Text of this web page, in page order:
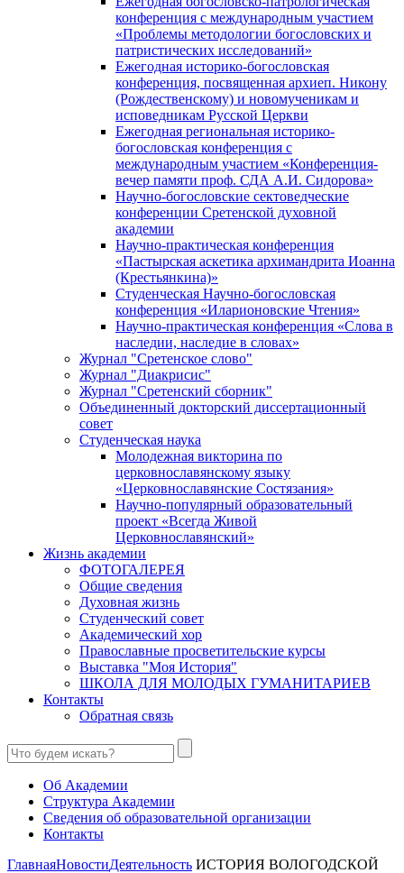
конференция с международным участием
«Проблемы методологии богословских и
патристических исследований»
Ежегодная историко-богословская
конференция, посвященная архиеп. Никону
(Рождественскому) и новомученикам и
исповедникам Русской Церкви
Ежегодная региональная историко-
богословская конференция с
международным участием «Конференция-
вечер памяти проф. СДА А.И. Сидорова»
Научно-богословские сектоведческие
конференции Сретенской духовной
академии
Научно-практическая конференция
«Пастырская аскетика архимандрита Иоанна
(Крестьянкина)»
Студенческая Научно-богословская
конференция «Иларионовские Чтения»
Научно-практическая конференция «Cлова в
наследии, наследие в словах»
Журнал "Сретенское слово"
Журнал "Диакрисис"
Журнал "Сретенский сборник"
Объединенный докторский диссертационный
совет
Студенческая наука
Молодежная викторина по
церковнославянскому языку
«Церковнославянские Состязания»
Научно-популярный образовательный
проект «Всегда Живой
Церковнославянский»
Жизнь академии
ФОТОГАЛЕРЕЯ
Общие сведения
Духовная жизнь
Студенческий совет
Академический хор
Православные просветительские курсы
Выставка "Моя История"
ШКОЛА ДЛЯ МОЛОДЫХ ГУМАНИТАРИЕВ
Контакты
Обратная связь
Об Академии
Структура Академии
Сведения об образовательной организации
Контакты
ГлавнаяНовостиДеятельность ИСТОРИЯ ВОЛОГОДСКОЙ